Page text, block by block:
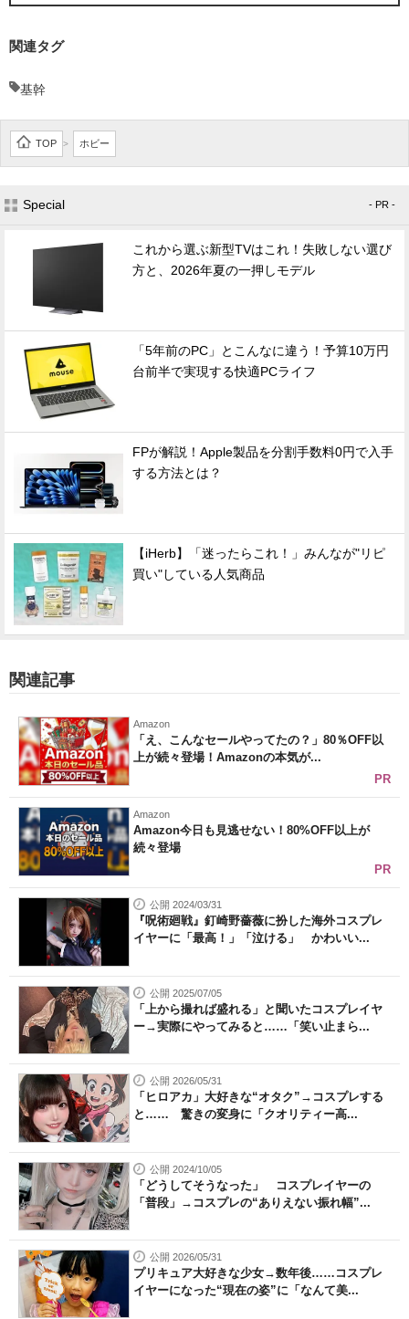
関連タグ
基幹
TOP > ホビー
Special - PR -
これから選ぶ新型TVはこれ！失敗しない選び
方と、2026年夏の一押しモデル
「5年前のPC」とこんなに違う！予算10万円
台前半で実現する快適PCライフ
FPが解説！Apple製品を分割手数料0円で入手
する方法とは？
【iHerb】「迷ったらこれ！」みんなが"リピ
買い"している人気商品
関連記事
Amazon
「え、こんなセールやってたの？」80％OFF以
上が続々登場！Amazonの本気が...
PR
Amazon
Amazon今日も見逃せない！80%OFF以上が
続々登場
PR
公開 2024/03/31
『呪術廻戦』釘崎野薔薇に扮した海外コスプレ
イヤーに「最高！」「泣ける」 かわいい...
公開 2025/07/05
「上から撮れば盛れる」と聞いたコスプレイヤ
ー→実際にやってみると……「笑い止まら...
公開 2026/05/31
「ヒロアカ」大好きな“オタク”→コスプレする
と…… 驚きの変身に「クオリティー高...
公開 2024/10/05
「どうしてそうなった」 コスプレイヤーの
「普段」→コスプレの“ありえない振れ幅”...
公開 2026/05/31
プリキュア大好きな少女→数年後……コスプレ
イヤーになった“現在の姿”に「なんて美...